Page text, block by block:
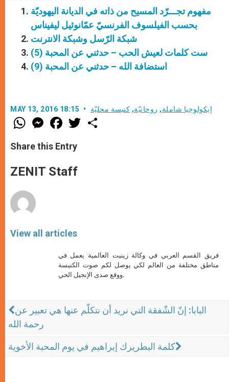
مفهوم تجـــرّد المسيح من ذاته في الديانة اليهوديّة
بحسب الفيلسوف الفرنسيّ عمّانوئيل ليفيناس
شبكة الرّسل وشبكة الانترنت
ست كلمات لعيش الحب – حدثني عن المحبة (5)
استضافة الله – حدثني عن المحبة (9)
MAY 13, 2016 18:15 إيكولوجيا شاملة, روحانيّة, كنيسة محليّة
W
h
t
s
p
p
M
e
s
e
g
e
F
a
e
b
o
k
w
Share this Entry
ZENIT Staff
View all articles
فريق القسم العربي في وكالة زينيت العالمية يعمل في
مناطق مختلفة من العالم لكي يوصل لكم صوت الكنيسة
ووقع صدى الإنجيل الحي.
البابا: إنّ الشّفقة التي نريد أن نتكلّم عنها هي تعبير عن
رحمة الله
كلمة البطريرك إبراهيم في يوم المحبة الأخوية‏